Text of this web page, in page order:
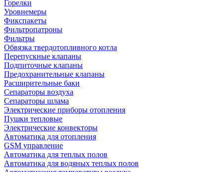
Горелки
Уровнемеры
Фикспакеты
Фильтропатроны
Фильтры
Обвязка твердотопливного котла
Перепускные клапаны
Подпиточные клапаны
Предохранительные клапаны
Расширительные баки
Сепараторы воздуха
Сепараторы шлама
Электрические приборы отопления
Пушки тепловые
Электрические конвекторы
Автоматика для отопления
GSM управление
Автоматика для теплых полов
Автоматика для водяных теплых полов